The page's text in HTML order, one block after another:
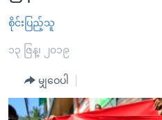
Link
များ
အကြောင်းအရာ
ကမ္ဘာ့သတင်းများ
နိုင်ငံတကာ
တရုတ်
ဗွီဒီယို
ရပ်ဝန်းတခု လမ်းတခု အလွန်
စိုင်းပြည့်သူ
၁၃ ဇြန္၊ ၂၀၁၉
မျှဝေပါ